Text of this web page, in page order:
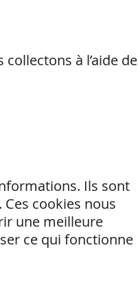
à l’aide de
Ils sont
cookies nous
une meilleure
ce qui fonctionne